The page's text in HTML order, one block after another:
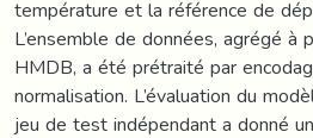
température et la référence de
L’ensemble de données, agrégé à
HMDB, a été prétraité par
normalisation. L’évaluation du
jeu de test indépendant a donné